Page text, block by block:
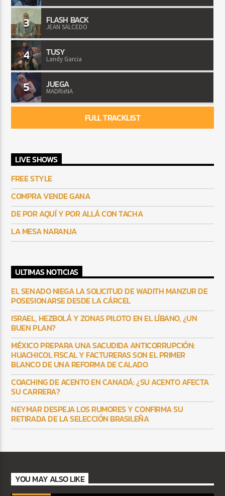
3 FLASH BACK
JEAN SALCEDO
4 TUSY
Landy Garcia
5 JUEGA
MADRiiNA
FULL TRACKLIST
LIVE SHOWS
FREE STYLE
COMPRA VENDE GANA
DE POR AQUÍ Y POR ALLÁ CON TACHA
LA MESA NARANJA
ULTIMAS NOTICIAS
EL SENADO NIEGA LA SOLICITUD DE WADITH MANZUR DE
POSESIONARSE DESDE LA CÁRCEL
ISRAEL, HEZBOLÁ Y ZONAS PILOTO EN EL LÍBANO, ¿UN
BUEN PLAN?
MÉXICO PREPARA UNA SACUDIDA ANTICORRUPCIÓN:
HUACHICOL FISCAL Y FACTURERAS SON EL PRIMER
BLANCO DE UNA REFORMA DE CALADO
COACHING DE ACENTO EN CANADÁ: ¿SU ACENTO AFECTA
SU CARRERA?
NEYMAR DESPEJA LOS RUMORES Y CONFIRMA SU
RETIRADA DE LA SELECCIÓN BRASILEÑA
YOU MAY ALSO LIKE